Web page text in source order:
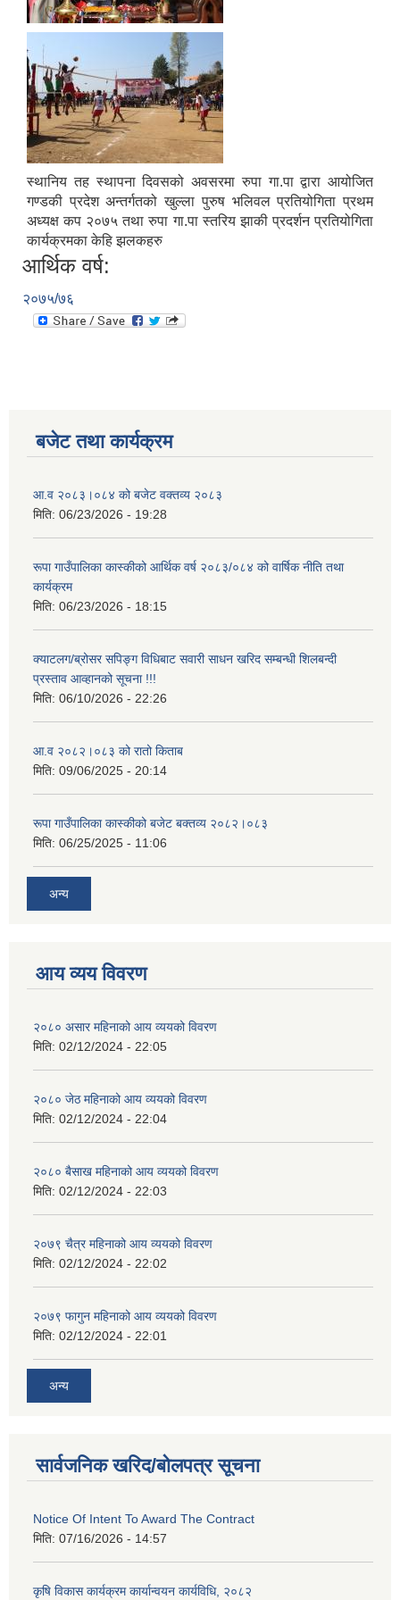
स्थानिय तह स्थापना दिवसको अवसरमा रुपा गा.पा द्वारा आयोजित
गण्डकी प्रदेश अन्तर्गतको खुल्ला पुरुष भलिवल प्रतियोगिता प्रथम
अध्यक्ष कप २०७५ तथा रुपा गा.पा स्तरिय झाकी प्रदर्शन प्रतियोगिता
कार्यक्रमका केहि झलकहरु
आर्थिक वर्ष:
२०७५/७६
बजेट तथा कार्यक्रम
आ.व २०८३।०८४ को बजेट वक्तव्य २०८३
मिति: 06/23/2026 - 19:28
रूपा गाउँपालिका कास्कीको आर्थिक वर्ष २०८३/०८४ को वार्षिक नीति तथा
कार्यक्रम
मिति: 06/23/2026 - 18:15
क्याटलग/ब्रोसर सपिङ्ग विधिबाट सवारी साधन खरिद सम्बन्धी शिलबन्दी
प्रस्ताव आव्हानको सूचना !!!
मिति: 06/10/2026 - 22:26
आ.व २०८२।०८३ को रातो किताब
मिति: 09/06/2025 - 20:14
रूपा गाउँपालिका कास्कीको बजेट बक्तव्य २०८२।०८३
मिति: 06/25/2025 - 11:06
अन्य
आय व्यय विवरण
२०८० असार महिनाको आय व्ययको विवरण
मिति: 02/12/2024 - 22:05
२०८० जेठ महिनाको आय व्ययको विवरण
मिति: 02/12/2024 - 22:04
२०८० बैसाख महिनाको आय व्ययको विवरण
मिति: 02/12/2024 - 22:03
२०७९ चैत्र महिनाको आय व्ययको विवरण
मिति: 02/12/2024 - 22:02
२०७९ फागुन महिनाको आय व्ययको विवरण
मिति: 02/12/2024 - 22:01
अन्य
सार्वजनिक खरिद/बोलपत्र सूचना
Notice Of Intent To Award The Contract
मिति: 07/16/2026 - 14:57
कृषि विकास कार्यक्रम कार्यान्वयन कार्यविधि, २०८२